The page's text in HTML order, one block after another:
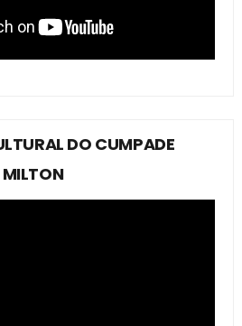
DO CUMPADE
MILTON